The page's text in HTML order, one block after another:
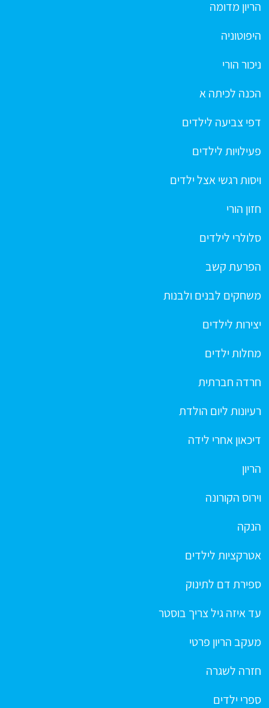
הריון מדומה
היפוטוניה
ניכור הורי
הכנה לכיתה א
דפי צביעה לילדים
פעילויות לילדים
ויסות רגשי אצל ילדים
חזון הורי
סלולרי לילדים
הפרעת קשב
משחקים לבנים ולבנות
יצירות לילדים
מחלות ילדים
חרדה חברתית
רעיונות ליום הולדת
דיכאון אחרי לידה
הריון
וירוס הקורונה
הנקה
אטרקציות לילדים
ספירת דם לתינוק
עד איזה גיל צריך בוסטר
מעקב הריון פרטי
חזרה לשגרה
ספרי ילדים